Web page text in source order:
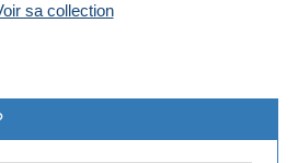
sa collection